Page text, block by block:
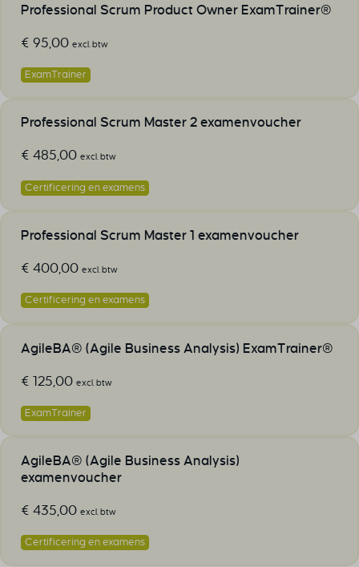
Professional Scrum Product Owner ExamTrainer®
€ 95,00 excl. btw
ExamTrainer
Professional Scrum Master 2 examenvoucher
€ 485,00 excl. btw
Certificering en examens
Professional Scrum Master 1 examenvoucher
€ 400,00 excl. btw
Certificering en examens
AgileBA® (Agile Business Analysis) ExamTrainer®
€ 125,00 excl. btw
ExamTrainer
AgileBA® (Agile Business Analysis)
examenvoucher
€ 435,00 excl. btw
Certificering en examens